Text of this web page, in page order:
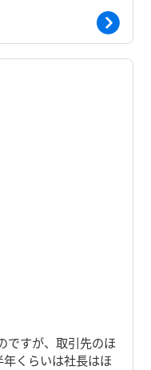
ですが、取引先のほ
くらいは社長はほ